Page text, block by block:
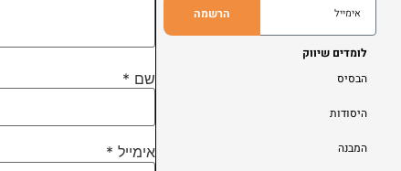
הרשמה
לומדים שיווק
הבסיס
היסודות
המבנה
שם *
אימייל *